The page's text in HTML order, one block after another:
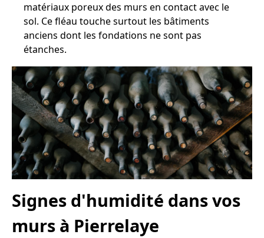
matériaux poreux des murs en contact avec le
sol. Ce fléau touche surtout les bâtiments
anciens dont les fondations ne sont pas
étanches.
Signes d'humidité dans vos
murs à Pierrelaye